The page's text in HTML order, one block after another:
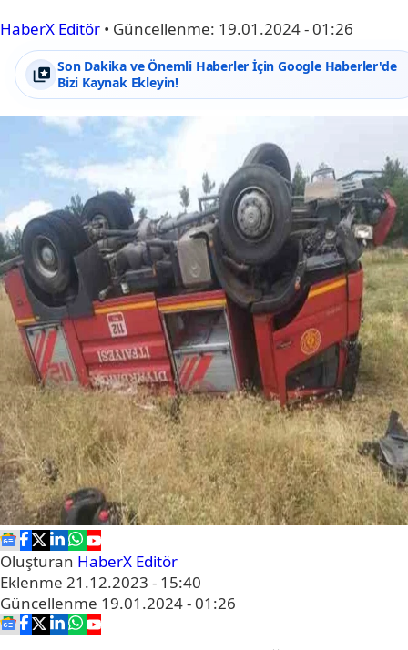
HaberX Editör • Güncellenme: 19.01.2024 - 01:26
Son Dakika ve Önemli Haberler İçin Google Haberler'de
Bizi Kaynak Ekleyin!
Oluşturan HaberX Editör
Eklenme 21.12.2023 - 15:40
Güncellenme 19.01.2024 - 01:26